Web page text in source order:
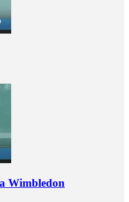
Wimbledon